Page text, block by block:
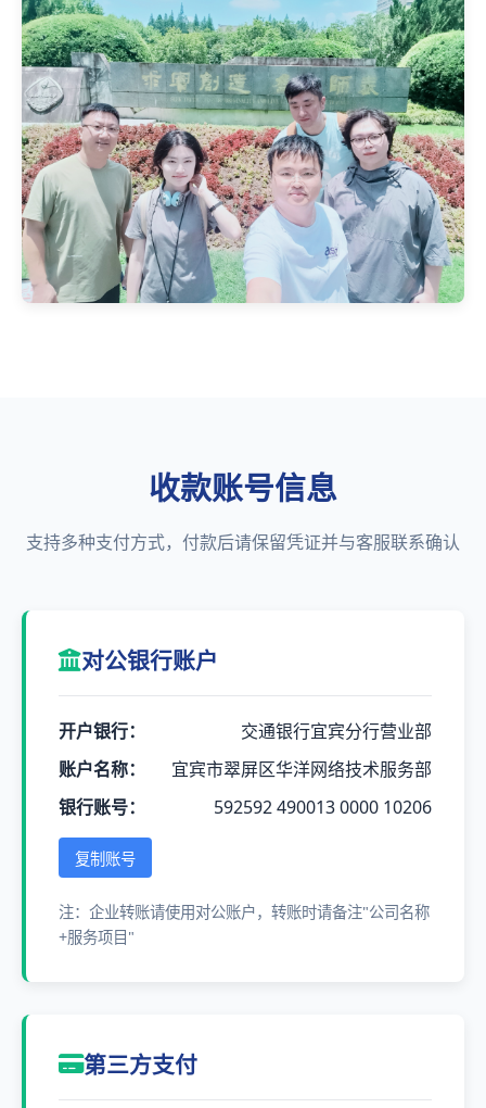
收款账号信息
支持多种支付方式，付款后请保留凭证并与客服联系确认
对公银行账户
开户银行：
交通银行宜宾分行营业部
账户名称：
宜宾市翠屏区华洋网络技术服务部
银行账号：
592592 490013 0000 10206
复制账号
注：企业转账请使用对公账户，转账时请备注"公司名称
+服务项目"
第三方支付